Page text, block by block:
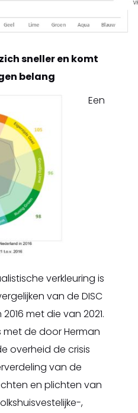
sneller en komt
belang
Een
verkleuring is
van de DISC
met die van 2021.
met de door Herman
overheid de crisis
van de
en plichten van
,